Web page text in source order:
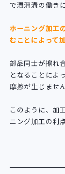
で潤滑溝の働き
ホーニング加工
むことによって
部品同士が擦れ
となることによ
摩擦が生じません
このように、加
ニング加工の利